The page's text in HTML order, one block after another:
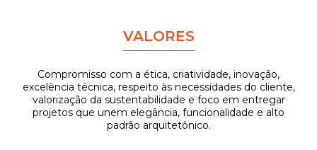
VALORES
Compromisso com a ética, criatividade, inovação,
excelência técnica, respeito às necessidades do cliente,
valorização da sustentabilidade e foco em entregar
projetos que unem elegância, funcionalidade e alto
padrão arquitetônico.